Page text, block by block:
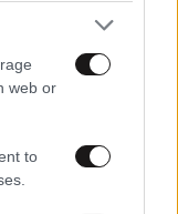
web or
to
χωρίς
Viber και
νέα